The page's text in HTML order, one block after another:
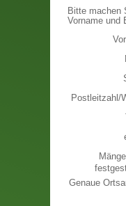
Bitte machen
Vorname und
Postleitzahl /
Genaue